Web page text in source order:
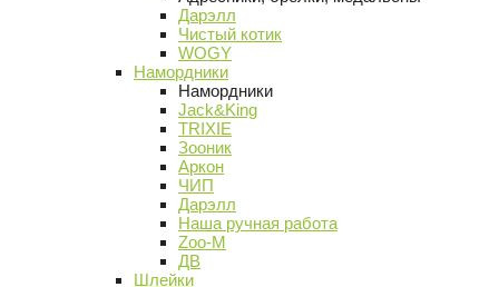
Дарэлл
Чистый котик
WOGY
Намордники
Намордники
Jack&King
TRIXIE
Зооник
Аркон
ЧИП
Дарэлл
Наша ручная работа
Zoo-M
ДВ
Шлейки